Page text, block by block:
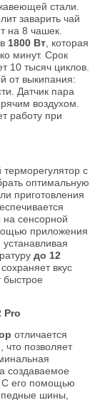
стали.
заварить чай
на 8 чашек.
1800 Вт, которая
минут. Срок
10 тысяч циклов.
от выкипания:
Датчик пара
воздухом.
работу при
с
оптимальную
приготовления
на сенсорной
приложения
до 12
вкус
быстрое
Pro
отличается
позволяет
создаваемое
С его помощью
шины,